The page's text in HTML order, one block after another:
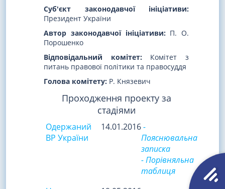
Суб'єкт законодавчої ініціативи:
Президент України
Автор законодавчої ініціативи:П. О.
Порошенко
Відповідальний комітет:Комітет з
питань правової політики та правосуддя
Голова комітету: Р. Князевич
Проходження проекту за
стадіями
Одержаний
ВР України
14.01.2016-
Пояснювальна
записка
- Порівняльна
таблиця